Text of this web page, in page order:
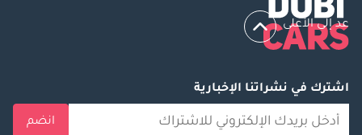
عد إلى الأعلى
اشترك في نشراتنا الإخبارية
انضم